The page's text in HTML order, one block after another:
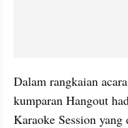
Dalam rangkaian acara
kumparan Hangout
Karaoke Session